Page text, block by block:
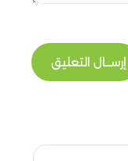
إرســال التعليق